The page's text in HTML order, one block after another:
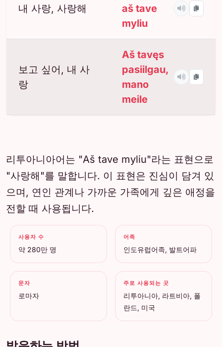
내 사랑, 사랑해
aš tave
myliu
보고 싶어, 내 사
랑
Aš tavęs
pasiilgau,
mano
meile
리투아니아어는 "Aš tave myliu"라는 표현으로
"사랑해"를 말합니다. 이 표현은 진심이 담겨 있
으며, 연인 관계나 가까운 가족에게 깊은 애정을
전할 때 사용됩니다.
사용자 수
약 280만 명
어족
인도유럽어족, 발트어파
문자
로마자
주로 사용되는 곳
리투아니아, 라트비아, 폴
란드, 미국